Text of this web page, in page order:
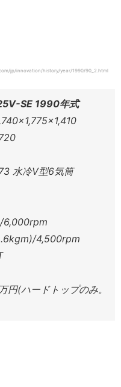
jp/innovation/history/year/1990/90_2.html
SE 1990年式
水冷V型6気筒
6,000rpm
4,500rpm
(ハードトップのみ。